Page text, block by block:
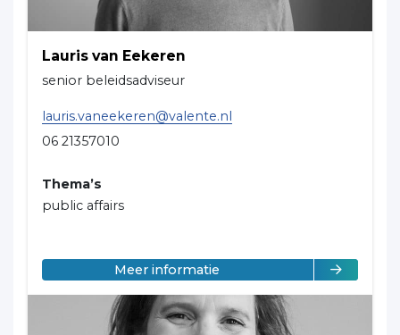
Lauris van Eekeren
senior beleidsadviseur
lauris.vaneekeren@valente.nl
06 21357010
Thema’s
public affairs
Meer informatieover Lauris van Eekeren